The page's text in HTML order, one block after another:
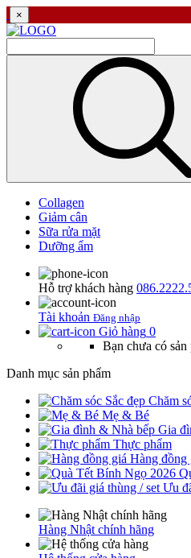
×
Collagen
Giảm cân
Sữa rửa mặt
Dưỡng ẩm
Hỗ trợ khách hàng
Tài khoản Đăng nhập
Giỏ hàng 0
Bạn chưa có
Danh mục sản phẩm
Chăm
Mẹ & Bé
Gia
Thực phẩm
Hàng đồng
Ưu
Hàng Nhật chính hãng